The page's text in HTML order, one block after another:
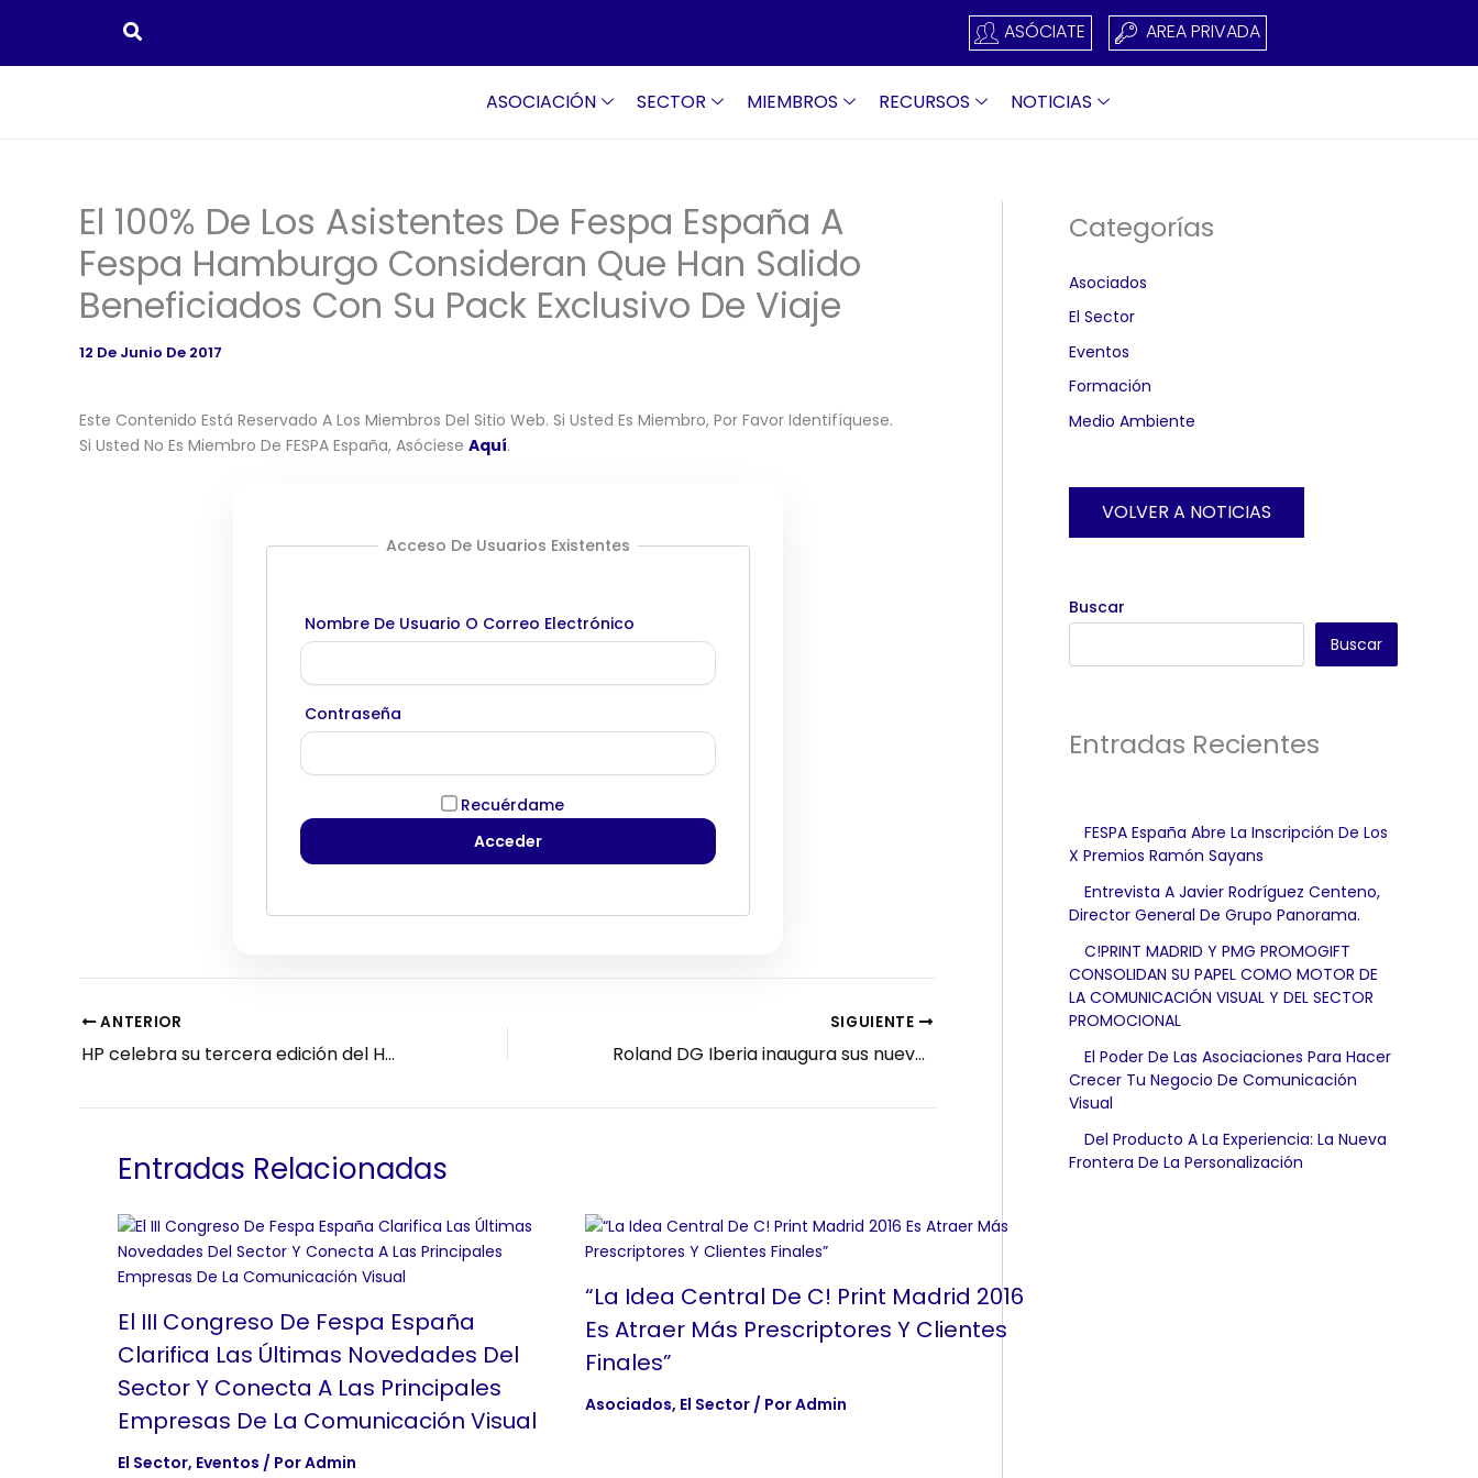
Contenido
ASÓCIATE AREA PRIVADA
ASOCIACIÓN SECTOR MIEMBROS RECURSOS NOTICIAS
El 100% De Los Asistentes De Fespa España A
Fespa Hamburgo Consideran Que Han Salido
Beneficiados Con Su Pack Exclusivo De Viaje
12 De Junio De 2017
Este Contenido Está Reservado A Los Miembros Del Sitio Web. Si Usted Es Miembro, Por Favor Identifíquese.
Si Usted No Es Miembro De FESPA España, Asóciese Aquí.
Acceso De Usuarios Existentes
Nombre De Usuario O Correo Electrónico
Contraseña
Recuérdame
ANTERIOR
HP celebra su tercera edición del HP Graphics Lab Day analizando las tendencias más importantes que impulsan el sector
SIGUIENTE
Roland DG Iberia inaugura sus nuevas oficinas en Madrid con un acto elegante, optimista y amable
Entradas Relacionadas
El III Congreso De Fespa España
Clarifica Las Últimas Novedades Del
Sector Y Conecta A Las Principales
Empresas De La Comunicación Visual
El Sector, Eventos / PorAdmin
“La Idea Central De C! Print Madrid 2016
Es Atraer Más Prescriptores Y Clientes
Finales”
Asociados, El Sector / PorAdmin
Categorías
Asociados
El Sector
Eventos
Formación
Medio Ambiente
VOLVER A NOTICIAS
Buscar
Buscar
Entradas Recientes
FESPA España Abre La Inscripción De Los
X Premios Ramón Sayans
Entrevista A Javier Rodríguez Centeno,
Director General De Grupo Panorama.
C!PRINT MADRID Y PMG PROMOGIFT
CONSOLIDAN SU PAPEL COMO MOTOR DE
LA COMUNICACIÓN VISUAL Y DEL SECTOR
PROMOCIONAL
El Poder De Las Asociaciones Para Hacer
Crecer Tu Negocio De Comunicación
Visual
Del Producto A La Experiencia: La Nueva
Frontera De La Personalización